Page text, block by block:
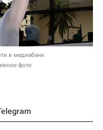
в медиабанк
фото